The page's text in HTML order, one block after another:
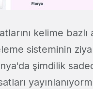
kelime
sisteminin
şimdilik